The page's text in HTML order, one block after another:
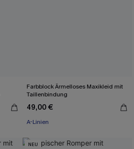
Farbblock Ärmelloses Maxikleid mit
Taillenbindung
49,00 €
A-Linien
NEU